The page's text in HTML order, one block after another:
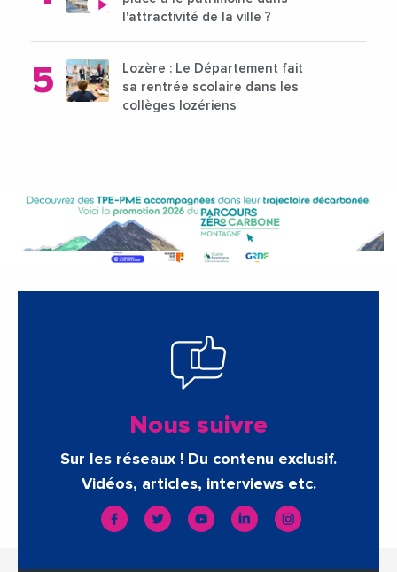
l'attractivité de la ville ?
Lozère : Le Département fait
sa rentrée scolaire dans les
collèges lozériens
Nous suivre
Sur les réseaux ! Du contenu exclusif.
Vidéos, articles, interviews etc.